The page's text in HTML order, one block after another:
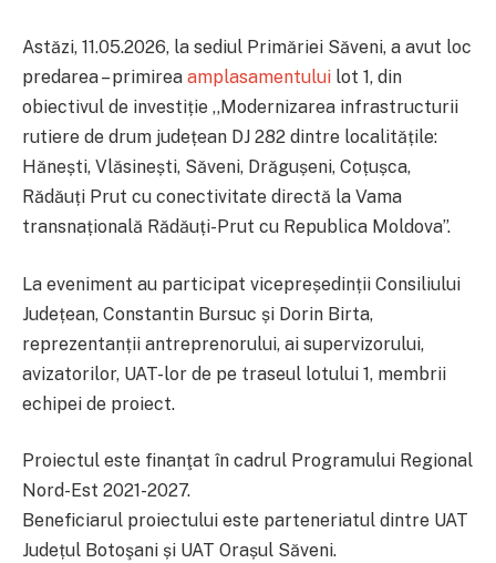
Astăzi, 11.05.2026, la sediul Primăriei Săveni, a avut loc
predarea – primirea amplasamentului lot 1, din
obiectivul de investiție ,,Modernizarea infrastructurii
rutiere de drum județean DJ 282 dintre localitățile:
Hănești, Vlăsinești, Săveni, Drăgușeni, Coțușca,
Rădăuți Prut cu conectivitate directă la Vama
transnațională Rădăuți-Prut cu Republica Moldova”.
La eveniment au participat vicepreședinții Consiliului
Județean, Constantin Bursuc și Dorin Birta,
reprezentanții antreprenorului, ai supervizorului,
avizatorilor, UAT-lor de pe traseul lotului 1, membrii
echipei de proiect.
Proiectul este finanţat în cadrul Programului Regional
Nord-Est 2021-2027.
Beneficiarul proiectului este parteneriatul dintre UAT
Județul Botoşani și UAT Orașul Săveni.